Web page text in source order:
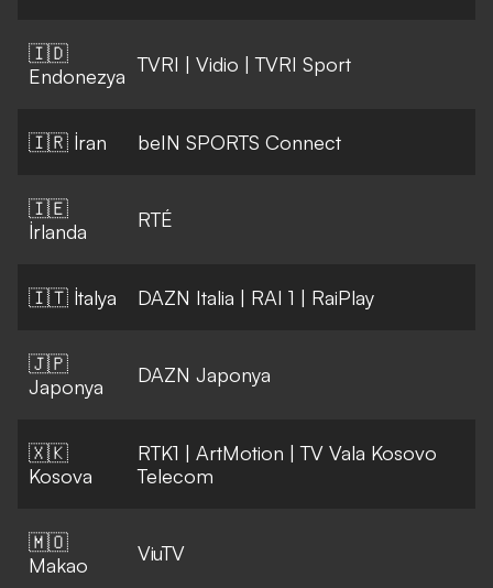
🇮🇩
Endonezya TVRI | Vidio |TVRI Sport
🇮🇷 İran beIN SPORTS Connect
🇮🇪
İrlanda
RTÉ
🇮🇹 İtalya DAZN Italia | RAI 1 | RaiPlay
🇯🇵
Japonya
DAZN Japonya
🇽🇰
Kosova
RTK1 | ArtMotion |TV Vala Kosovo
Telecom
🇲🇴
Makao
ViuTV